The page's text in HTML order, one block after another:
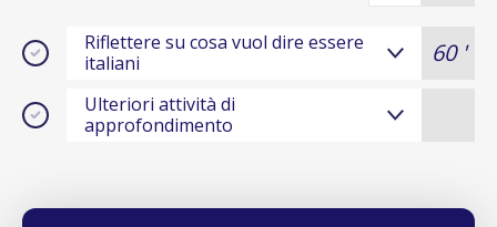
Riflettere su cosa vuol dire essere
italiani
Ulteriori attività di
approfondimento